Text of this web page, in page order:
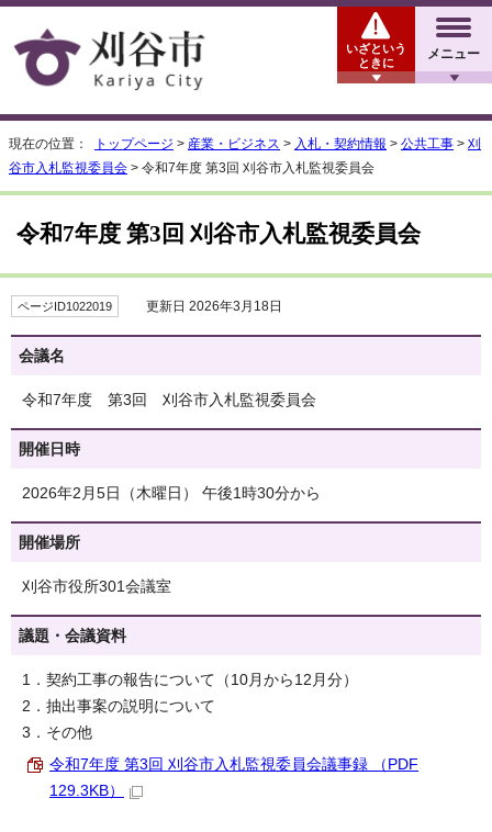
メニュー
いざという
ときに
現在の位置： トップページ > 産業・ビジネス > 入札・契約情報 > 公共工事 > 刈
谷市入札監視委員会 > 令和7年度 第3回 刈谷市入札監視委員会
令和7年度 第3回 刈谷市入札監視委員会
ページID1022019 更新日 2026年3月18日
会議名
令和7年度 第3回 刈谷市入札監視委員会
開催日時
2026年2月5日（木曜日） 午後1時30分から
開催場所
刈谷市役所301会議室
議題・会議資料
1．契約工事の報告について（10月から12月分）
2．抽出事案の説明について
3．その他
令和7年度 第3回 刈谷市入札監視委員会議事録 （PDF
129.3KB）